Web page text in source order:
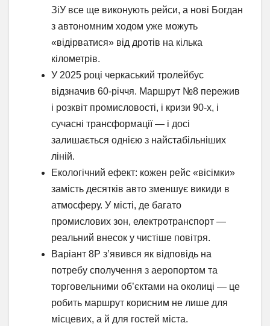
ЗіУ все ще виконують рейси, а нові Богдан
з автономним ходом уже можуть
«відірватися» від дротів на кілька
кілометрів.
У 2025 році черкаський тролейбус
відзначив 60-річчя. Маршрут №8 пережив
і розквіт промисловості, і кризи 90-х, і
сучасні трансформації — і досі
залишається однією з найстабільніших
ліній.
Екологічний ефект: кожен рейс «вісімки»
замість десятків авто зменшує викиди в
атмосферу. У місті, де багато
промислових зон, електротранспорт —
реальний внесок у чистіше повітря.
Варіант 8Р з’явився як відповідь на
потребу сполучення з аеропортом та
торговельними об’єктами на околиці — це
робить маршрут корисним не лише для
місцевих, а й для гостей міста.